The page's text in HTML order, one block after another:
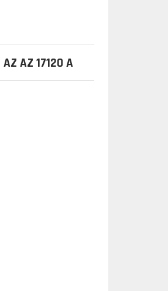
AZ 17120 A